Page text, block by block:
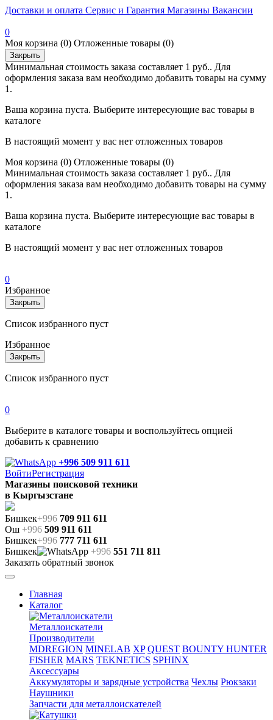
Доставки и оплата Сервис и Гарантия Магазины Вакансии
0
Моя корзина (0) Отложенные товары (0)
Закрыть
Минимальная стоимость заказа составляет 1 руб.. Для
оформления заказа вам необходимо добавить товары на сумму
1.
Ваша корзина пуста. Выберите интересующие вас товары в
каталоге
В настоящий момент у вас нет отложенных товаров
Моя корзина (0) Отложенные товары (0)
Минимальная стоимость заказа составляет 1 руб.. Для
оформления заказа вам необходимо добавить товары на сумму
1.
Ваша корзина пуста. Выберите интересующие вас товары в
каталоге
В настоящий момент у вас нет отложенных товаров
0
Избранное
Закрыть
Список избранного пуст
Избранное
Закрыть
Список избранного пуст
0
Выберите в каталоге товары и воспользуйтесь опцией
добавить к сравнению
+996 509 911 611
ВойтиРегистрация
Магазины поисковой техники
в Кыргызстане
Бишкек+996 709 911 611
Ош +996 509 911 611
Бишкек+996 777 711 611
Бишкек
+996 551 711 811
Заказать обратный звонок
Главная
Каталог
Металлоискатели
Производители
MDREGION MINELAB XP QUEST BOUNTY HUNTER
FISHER MARS TEKNETICS SPHINX
Аксессуары
Аккумуляторы и зарядные устройства Чехлы Рюкзаки
Наушники
Запчасти для металлоискателей